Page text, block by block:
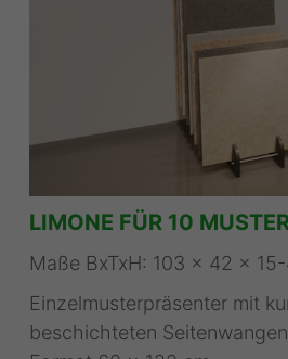
LIMONE FÜR 10
Maße BxTxH: 103 x 42 x
Einzelmusterpräsenter mit
beschichteten